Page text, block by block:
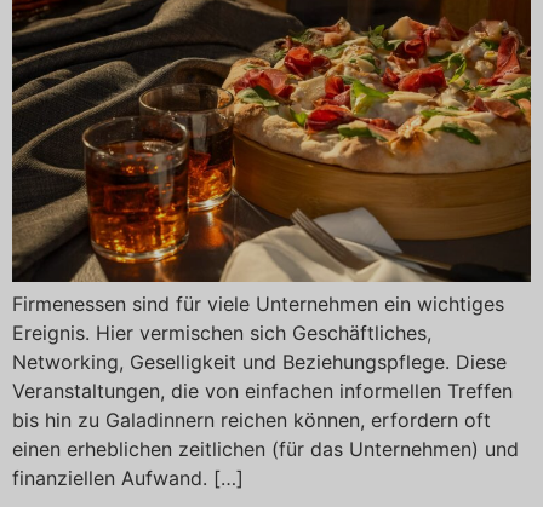
Firmenessen sind für viele Unternehmen ein wichtiges
Ereignis. Hier vermischen sich Geschäftliches,
Networking, Geselligkeit und Beziehungspflege. Diese
Veranstaltungen, die von einfachen informellen Treffen
bis hin zu Galadinnern reichen können, erfordern oft
einen erheblichen zeitlichen (für das Unternehmen) und
finanziellen Aufwand. […]